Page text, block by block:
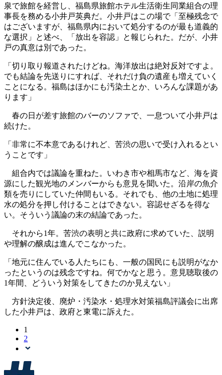
泉で旅館を経営し、福島県旅館ホテル生活衛生同業組合の理
事長を務める小井戸英典だ。小井戸はこの場で「至極残念で
はございますが、福島県内において処分するのが最も道義的
な選択」と述べ、「放出を容認」と報じられた。だが、小井
戸の真意は別であった。
「切り取り報道されたけどね。海洋放出は絶対反対ですよ。
でも結論を先送りにすれば、それだけ負の遺産も増えていく
ことになる。福島はほかにも汚染土とか、いろんな課題があ
ります」
春の日が差す旅館のバーのソファで、一息ついて小井戸は
続けた。
「非常に不本意であるけれど、苦渋の思いで受け入れるとい
うことです」
組合内では議論を重ねた。いわき市や相馬市など、海を資
源にした観光地のメンバーからも意見を聞いた。沿岸の魚介
類を売りにしていた仲間もいる。それでも、他の土地に処理
水の処分を押し付けることはできない。容認せざるを得な
い。そういう議論の末の結論であった。
それから1年。苦渋の表明と共に政府に求めていた、説明
や理解の醸成は進んでこなかった。
「地元に住んでいる人たちにも、一般の国民にも説明がなか
ったというのは残念ですね。何でかなと思う。意見聴取後の
1年間、どういう対策をしてきたのか見えない」
方針決定後、廃炉・汚染水・処理水対策福島評議会に出席
した小井戸は、政府と東電に訴えた。
1
2